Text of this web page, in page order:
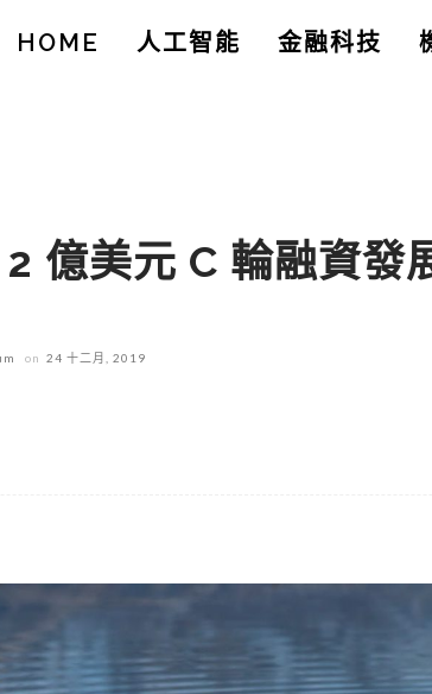
HOME 人工智能 金融科技
億美元 C 輪融資發
on 24 十二月, 2019